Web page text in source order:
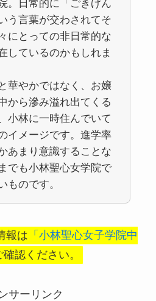
。日常的に「ごきげん
う言葉が交わされてそ
にとっての非日常的な
しているのかもしれま
華やかではなく、お嬢
から滲み溢れ出てくる
小林に一時住んでいて
イメージです。進学率
あまり意識することな
でも小林聖心女学院で
ものです。
報は 「小林聖心女子学院中
認ください。
サーリンク